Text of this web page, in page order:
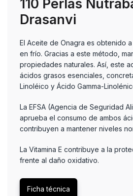
110 Perlas
Drasanvi
El Aceite de Onagra es obtenido
en frío. Gracias a este método,
propiedades naturales. Así, este
ácidos grasos esenciales,
Linoléico y Ácido Gamma-
La EFSA (Agencia de Seguridad
aprueba el consumo de ambos
contribuyen a mantener niveles
La Vitamina E contribuye a la
frente al daño oxidativo.
Ficha técnica